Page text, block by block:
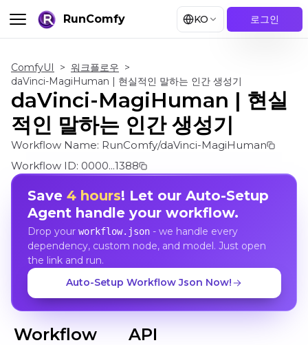
RunComfy KO 로그인
ComfyUI > 워크플로우 >
daVinci-MagiHuman | 현실적인 말하는 인간 생성기
daVinci-MagiHuman | 현실
적인 말하는 인간 생성기
Workflow Name: RunComfy/daVinci-MagiHuman
Workflow ID: 0000...1388
Save 4 hours! Let our Auto-Setup
Agent handle your workflow.
Drop your workflow.json- we handle every
dependency, custom node, and model. Just open
the link and run.
Auto-Setup Workflow Json Now!
Workflow API